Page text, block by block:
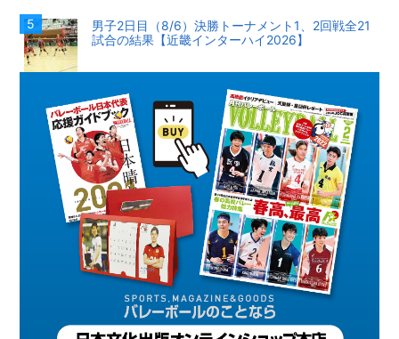
男子2日目（8/6）決勝トーナメント1、2回戦全21
試合の結果【近畿インターハイ2026】